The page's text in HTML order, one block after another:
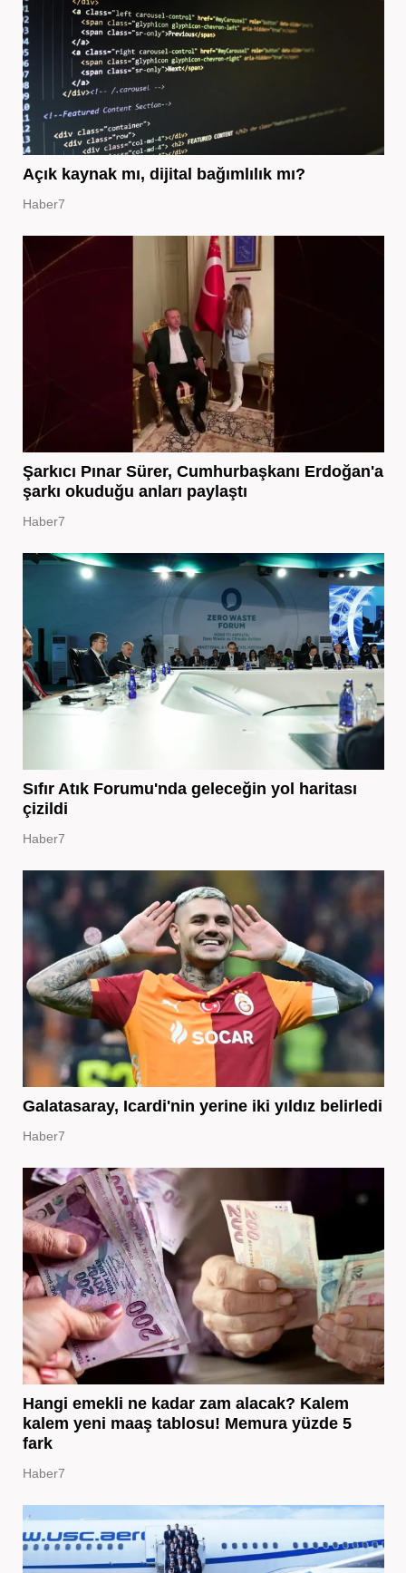
Açık kaynak mı, dijital bağımlılık mı?
Haber7
Şarkıcı Pınar Sürer, Cumhurbaşkanı Erdoğan'a
şarkı okuduğu anları paylaştı
Haber7
Sıfır Atık Forumu'nda geleceğin yol haritası
çizildi
Haber7
Galatasaray, Icardi'nin yerine iki yıldız belirledi
Haber7
Hangi emekli ne kadar zam alacak? Kalem
kalem yeni maaş tablosu! Memura yüzde 5
fark
Haber7